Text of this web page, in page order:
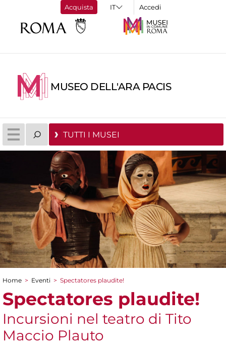
Acquista Accedi
MUSEO DELL'ARA PACIS
TUTTI I MUSEI
Tu sei qui
Home > Eventi > Spectatores plaudite!
Spectatores plaudite!
Incursioni nel teatro di Tito
Maccio Plauto